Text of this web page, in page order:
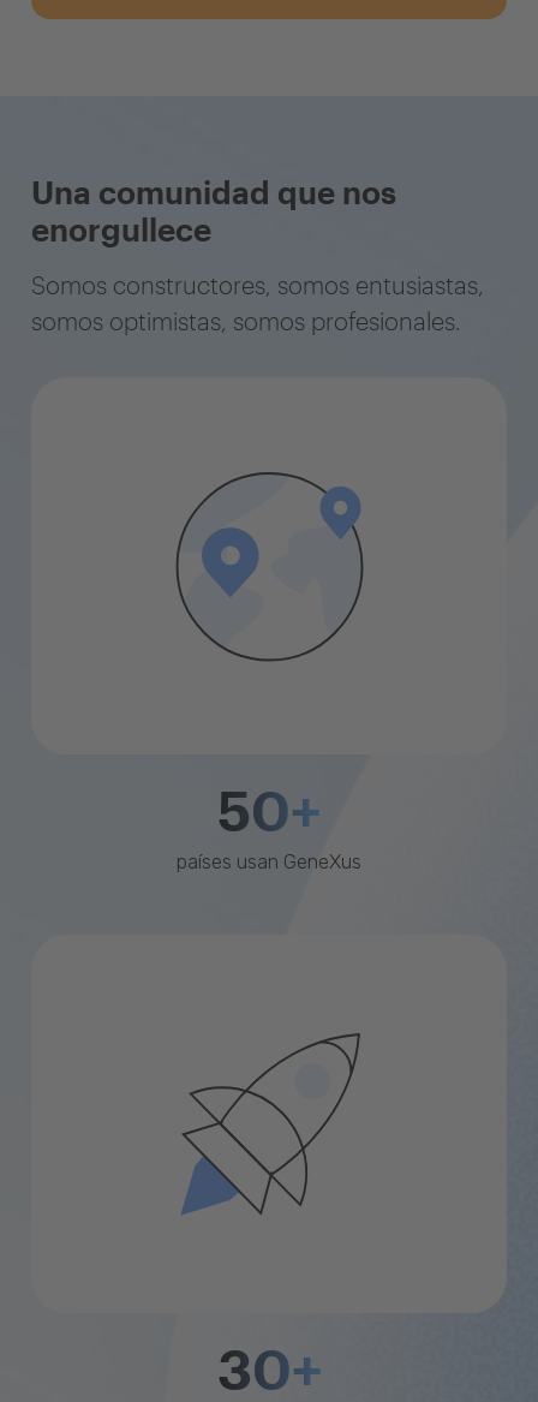
Una comunidad que nos
enorgullece
Somos constructores, somos entusiastas,
somos optimistas, somos profesionales.
50+
países usan GeneXus
30+